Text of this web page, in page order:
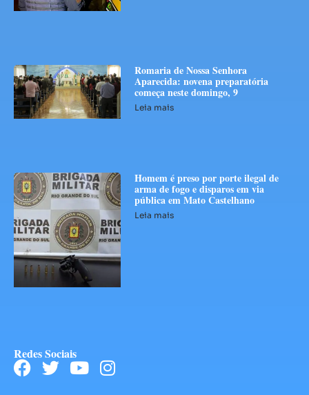
Romaria de Nossa Senhora
Aparecida: novena preparatória
começa neste domingo, 9
Leia mais
Homem é preso por porte ilegal de
arma de fogo e disparos em via
pública em Mato Castelhano
Leia mais
Redes Sociais